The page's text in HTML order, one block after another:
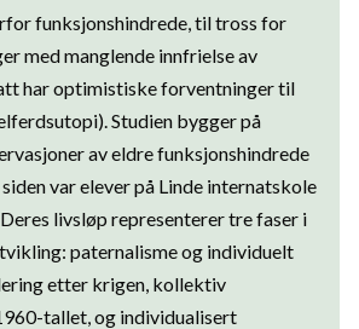
funksjonshindrede, til tross for
med manglende innfrielse av
har optimistiske forventninger til
Studien bygger på
av eldre funksjonshindrede
var elever på Linde internatskole
livsløp representerer tre faser i
paternalisme og individuelt
etter krigen, kollektiv
tallet, og individualisert